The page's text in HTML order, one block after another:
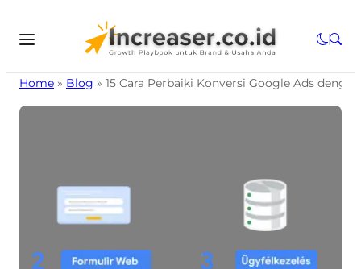
Home » Blog » 15 Cara Perbaiki Konversi Google Ads